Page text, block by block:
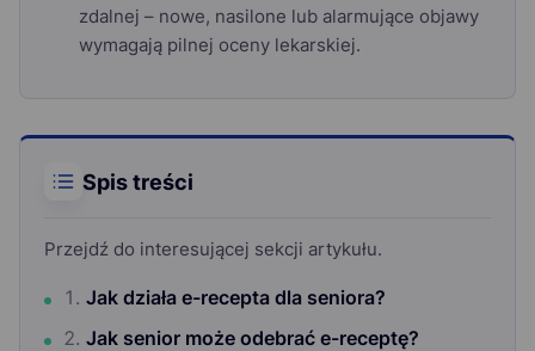
zdalnej – nowe, nasilone lub alarmujące objawy
wymagają pilnej oceny lekarskiej.
Spis treści
Przejdź do interesującej sekcji artykułu.
Jak działa e-recepta dla seniora?
Jak senior może odebrać e-receptę?